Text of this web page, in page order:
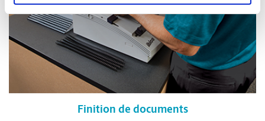
Finition de documents